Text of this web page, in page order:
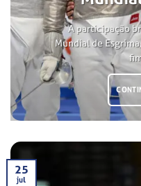
A participação
Mundial de
25
jul